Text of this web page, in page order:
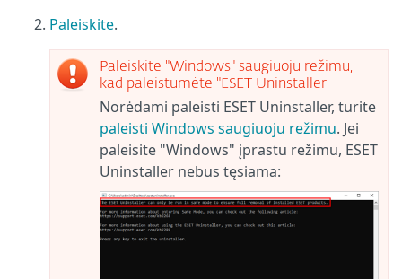
Paleiskite.
Paleiskite "Windows" saugiuoju režimu,
kad paleistumėte "ESET Uninstaller
Norėdami paleisti ESET Uninstaller, turite
paleisti Windows saugiuoju režimu. Jei
paleisite "Windows" įprastu režimu, ESET
Uninstaller nebus tęsiama: